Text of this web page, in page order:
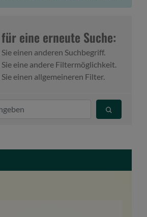
eine erneute Suche:
einen anderen Suchbegriff.
eine andere Filtermöglichkeit.
einen allgemeineren Filter.